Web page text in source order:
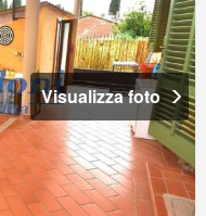
Visualizza foto